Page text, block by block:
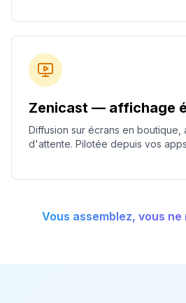
Zenicast — affichage
Diffusion sur écrans en boutique,
d'attente. Pilotée depuis vos
Vous assemblez, vous